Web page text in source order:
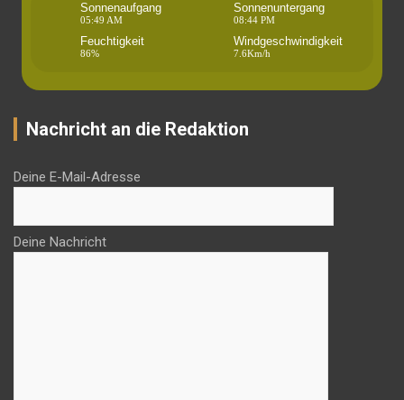
Sonnenaufgang
05:49 AM
Sonnenuntergang
08:44 PM
Feuchtigkeit
86%
Windgeschwindigkeit
7.6Km/h
Nachricht an die Redaktion
Deine E-Mail-Adresse
Deine Nachricht